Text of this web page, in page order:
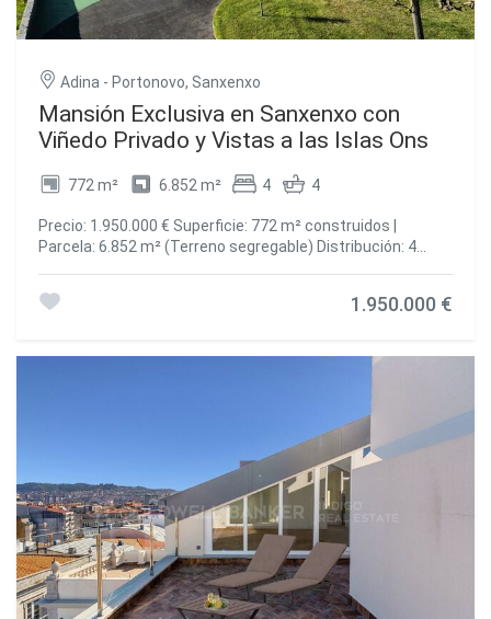
Adina - Portonovo, Sanxenxo
Mansión Exclusiva en Sanxenxo con
Viñedo Privado y Vistas a las Islas Ons
772 m² 6.852 m² 4 4
Precio: 1.950.000 € Superficie: 772 m² construidos |
Parcela: 6.852 m² (Terreno segregable) Distribución: 4
Portonovo, Sanxenxo (Ubicación exacta protegida por
convertirse en un auténtico patrimonio familiar de nivel
ultra-prime, concebido específicamente para quienes
valoran la discreción, el espacio y el prestigio social como
verdaderos símbolos de calidad de vida. Situada en el
enclave costero más cotizado de Galicia, la finca destaca
por una majestuosa arquitectura tradicional en piedra
gallega, rodeada de jardines maduros que garantizan un
aislamiento total a escasos minutos de las marinas y
playas más exclusivas de la región. Características
destacadas -Cultura del vino privada y exclusiva -Viñedo
1.950.000 €